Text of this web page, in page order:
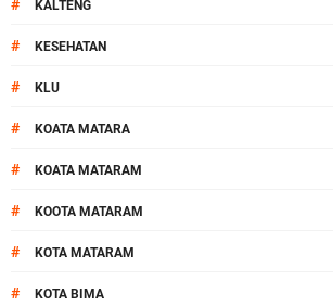
# KALTENG
# KESEHATAN
# KLU
# KOATA MATARA
# KOATA MATARAM
# KOOTA MATARAM
# KOTA MATARAM
# KOTA BIMA